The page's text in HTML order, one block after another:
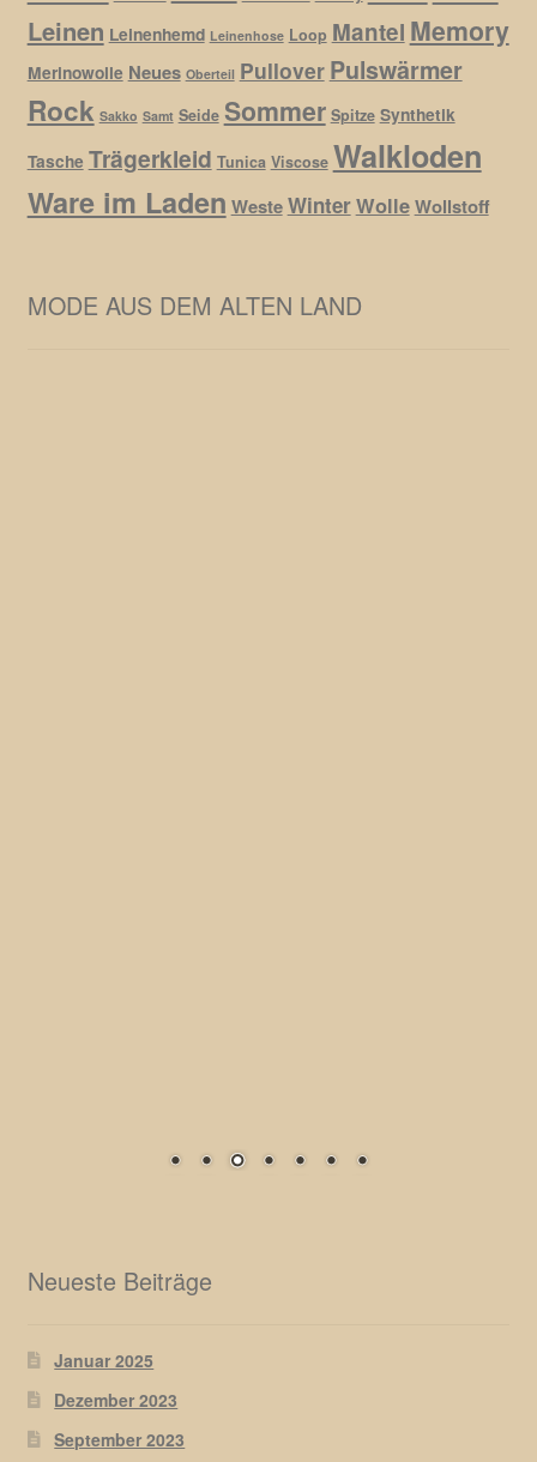
Leinen Leinenhemd Leinenhose Loop Mantel Memory
Merinowolle Neues Oberteil Pullover Pulswärmer
Rock Sakko Samt Seide Sommer Spitze Synthetik
Tasche Trägerkleid Tunica Viscose Walkloden
Ware im Laden WesteWinterWolleWollstoff
MODE AUS DEM ALTEN LAND
Neueste Beiträge
Januar 2025
Dezember 2023
September 2023